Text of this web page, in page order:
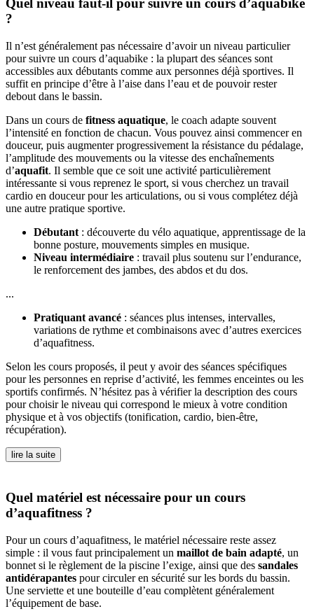
Quel niveau faut-il pour suivre un cours d’aquabike
?
Il n’est généralement pas nécessaire d’avoir un niveau particulier
pour suivre un cours d’aquabike : la plupart des séances sont
accessibles aux débutants comme aux personnes déjà sportives. Il
suffit en principe d’être à l’aise dans l’eau et de pouvoir rester
debout dans le bassin.
Dans un cours de fitness aquatique, le coach adapte souvent
l’intensité en fonction de chacun. Vous pouvez ainsi commencer en
douceur, puis augmenter progressivement la résistance du pédalage,
l’amplitude des mouvements ou la vitesse des enchaînements
d’aquafit. Il semble que ce soit une activité particulièrement
intéressante si vous reprenez le sport, si vous cherchez un travail
cardio en douceur pour les articulations, ou si vous complétez déjà
une autre pratique sportive.
Débutant : découverte du vélo aquatique, apprentissage de la
bonne posture, mouvements simples en musique.
Niveau intermédiaire : travail plus soutenu sur l’endurance,
le renforcement des jambes, des abdos et du dos.
...
Pratiquant avancé : séances plus intenses, intervalles,
variations de rythme et combinaisons avec d’autres exercices
d’aquafitness.
Selon les cours proposés, il peut y avoir des séances spécifiques
pour les personnes en reprise d’activité, les femmes enceintes ou les
sportifs confirmés. N’hésitez pas à vérifier la description des cours
pour choisir le niveau qui correspond le mieux à votre condition
physique et à vos objectifs (tonification, cardio, bien-être,
récupération).
lire la suite
Quel matériel est nécessaire pour un cours
d’aquafitness ?
Pour un cours d’aquafitness, le matériel nécessaire reste assez
simple : il vous faut principalement un maillot de bain adapté, un
bonnet si le règlement de la piscine l’exige, ainsi que des sandales
antidérapantes pour circuler en sécurité sur les bords du bassin.
Une serviette et une bouteille d’eau complètent généralement
l’équipement de base.